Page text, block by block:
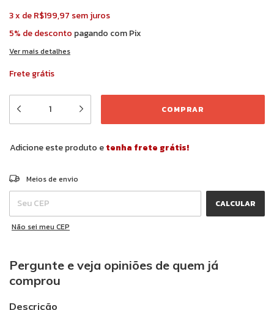
3x deR$199,97 sem juros
5% de desconto pagando com Pix
Ver mais detalhes
Frete grátis
Adicione este produto etenha frete grátis!
Entregas para o CEP:
Meios de envio
CALCULAR
Não sei meu CEP
Pergunte e veja opiniões de quem já
comprou
Descrição